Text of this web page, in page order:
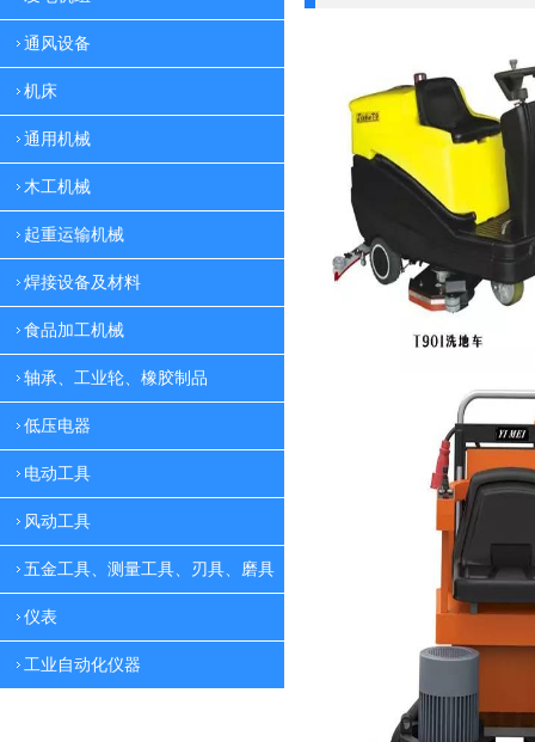
通风设备
机床
通用机械
木工机械
起重运输机械
焊接设备及材料
食品加工机械
轴承、工业轮、橡胶制品
低压电器
电动工具
风动工具
五金工具、测量工具、刃具、磨具
仪表
工业自动化仪器